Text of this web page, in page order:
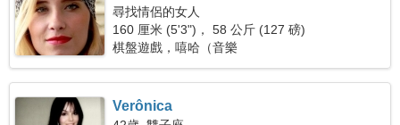
尋找情侶的女人
160 厘米 (5'3")， 58 公斤 (127 磅)
棋盤遊戲，嘻哈（音樂
Verônica